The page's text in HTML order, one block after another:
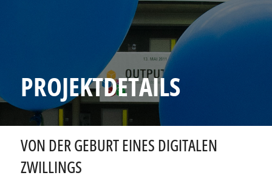
PROJEKTDETAILS
VON DER GEBURT EINES DIGITALEN
ZWILLINGS